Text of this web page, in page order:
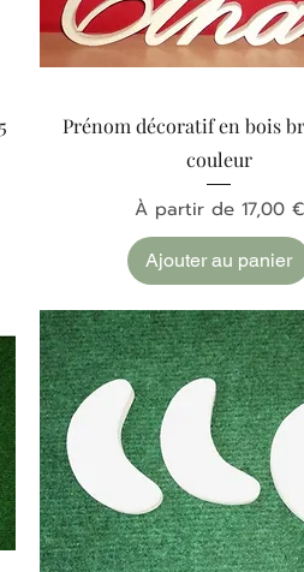
Aperçu rapide
Prénom décoratif en bois
couleur
À partir de 17,00 €
Prix promotionnel
Ajouter au panier